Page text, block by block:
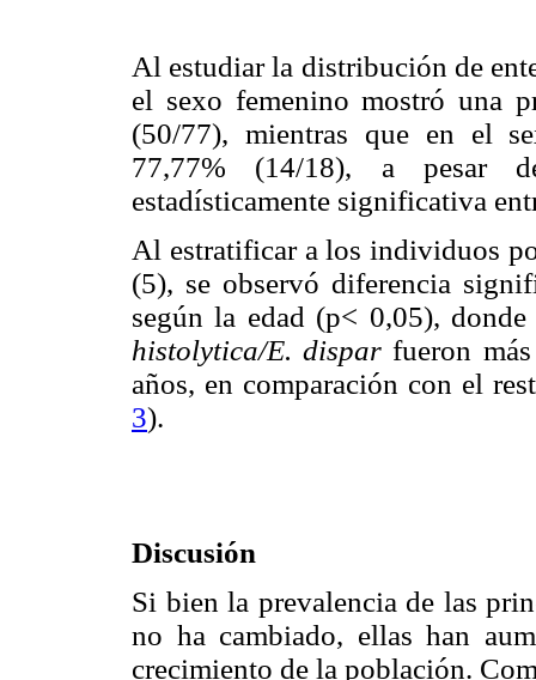
Al estudiar la distribución de
el sexo femenino mostró una
(50/77), mientras que en el
77,77% (14/18), a pesar
estadísticamente significativa
Al estratificar a los individuos
(5), se observó diferencia
según la edad (p< 0,05),
histolytica/E. dispar fueron
años, en comparación con el
3).
Discusión
Si bien la prevalencia de las
no ha cambiado, ellas han
crecimiento de la población.